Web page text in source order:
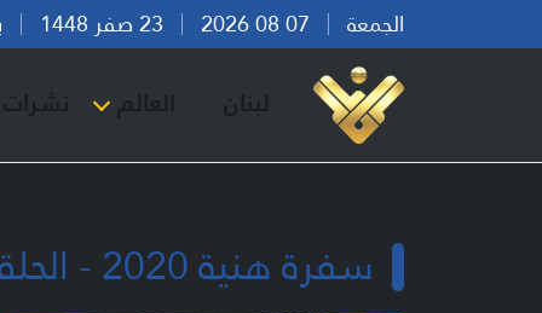
الجمعة
لبنان العالم نشرات
سفرة هنية 2020 - الحلقة 27